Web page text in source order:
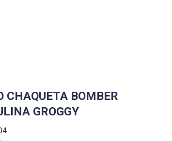
CHAQUETA BOMBER
GROGGY